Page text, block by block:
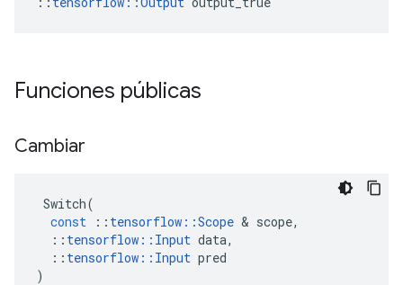
Funciones públicas
Cambiar
Switch(
const
:: tensorflow ::Scope & scope,
:: tensorflow :: Input data,
:: tensorflow :: Input pred
)